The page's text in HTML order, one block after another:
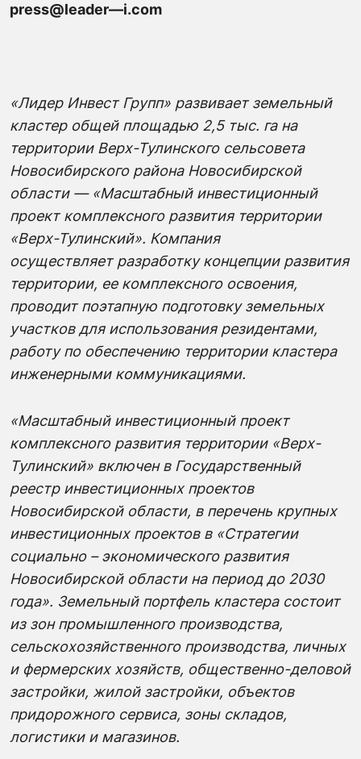
press@leader—i.com
«Лидер Инвест Групп» развивает земельный
кластеробщей площадью 2,5 тыс. га на
территории Верх-Тулинскогосельсовета
Новосибирского района Новосибирской
области — «Масштабный инвестиционный
проект комплексного развития территории
«Верх-Тулинский». Компания
осуществляет разработку концепции развития
территории, ее комплексного освоения,
проводит поэтапную подготовку земельных
участков для использования резидентами,
работу по обеспечению территории кластера
инженерными коммуникациями.
«Масштабный инвестиционный проект
комплексного развития территории «Верх-
Тулинский» включен в Государственный
реестр инвестиционных проектов
Новосибирской области, в перечень крупных
инвестиционных проектов в «Стратегии
социально – экономического развития
Новосибирской областина период до 2030
года». Земельный портфель кластера состоит
из зон промышленного производства,
сельскохозяйственного производства, личных
и фермерских хозяйств, общественно-деловой
застройки, жилой застройки, объектов
придорожного сервиса, зоны складов,
логистики и магазинов.